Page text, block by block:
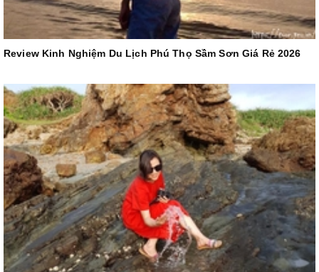
Review Kinh Nghiệm Du Lịch Phú Thọ Sầm Sơn Giá Rẻ 2026